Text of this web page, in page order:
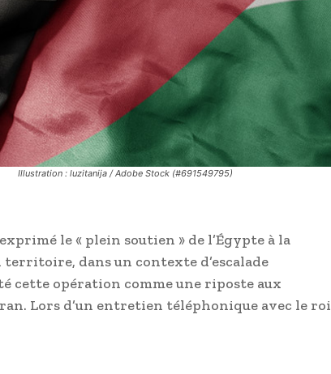
Illustration : luzitanija / Adobe Stock (#691549795)
le « plein soutien » de l’Égypte à la
dans un contexte d’escalade
cette opération comme une riposte aux
Lors d’un entretien téléphonique avec le roi